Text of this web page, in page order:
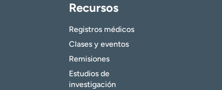
Recursos
Registros médicos
Clases y eventos
Remisiones
Estudios de
investigación